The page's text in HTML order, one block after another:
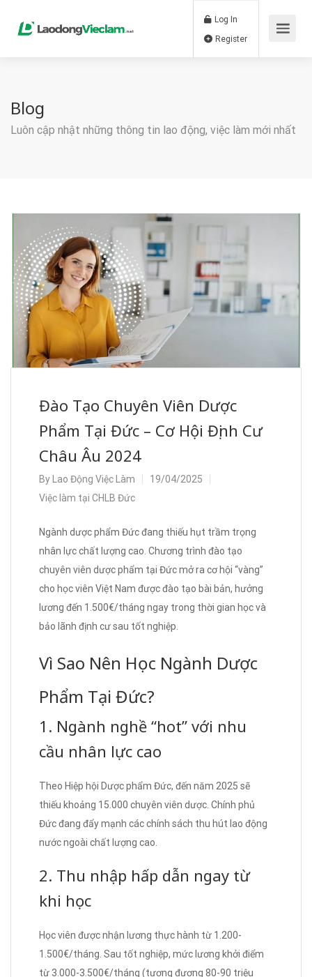
Log In
Blog
Luôn cập nhật những thông tin lao động, việc làm mới nhất
Đào Tạo Chuyên Viên Dược
Phẩm Tại Đức – Cơ Hội Định Cư
Châu Âu 2024
By Lao Động Việc Làm
19/04/2025
Việc làm tại CHLB Đức
Ngành dược phẩm Đức đang thiếu hụt trầm trọng
nhân lực chất lượng cao. Chương trình đào tạo
chuyên viên dược phẩm tại Đức mở ra cơ hội “vàng”
cho học viên Việt Nam được đào tạo bài bản, hưởng
lương đến 1.500€/tháng ngay trong thời gian học và
bảo lãnh định cư sau tốt nghiệp.
Vì Sao Nên Học Ngành Dược
Phẩm Tại Đức?
1. Ngành nghề “hot” với nhu
cầu nhân lực cao
Theo Hiệp hội Dược phẩm Đức, đến năm 2025 sẽ
thiếu khoảng 15.000 chuyên viên dược. Chính phủ
Đức đang đẩy mạnh các chính sách thu hút lao động
nước ngoài chất lượng cao.
2. Thu nhập hấp dẫn ngay từ
khi học
Học viên được nhận lương thực hành từ 1.200-
1.500€/tháng. Sau tốt nghiệp, mức lương khởi điểm
từ 3.000-3.500€/tháng (tương đương 80-90 triệu